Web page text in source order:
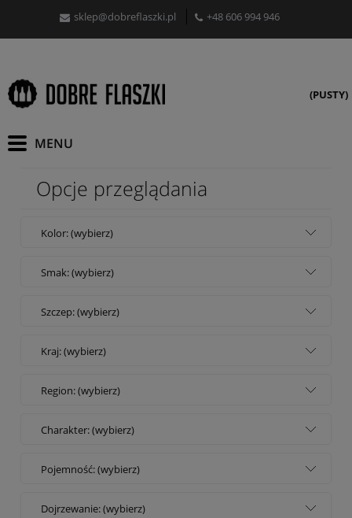
sklep@dobreflaszki.pl +48 606 994 946
(PUSTY)
Opcje przeglądania
Kolor: (wybierz)
Smak: (wybierz)
Szczep: (wybierz)
Kraj: (wybierz)
Region: (wybierz)
Charakter: (wybierz)
Pojemność: (wybierz)
Dojrzewanie: (wybierz)